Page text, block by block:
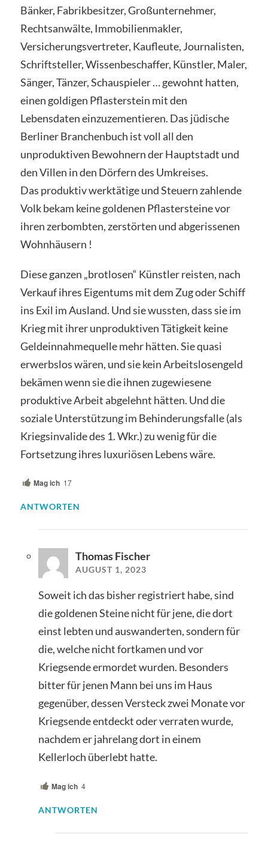
Bänker, Fabrikbesitzer, Großunternehmer,
Rechtsanwälte, Immobilienmakler,
Versicherungsvertreter, Kaufleute, Journalisten,
Schriftsteller, Wissenbeschaffer, Künstler, Maler,
Sänger, Tänzer, Schauspieler … gewohnt hatten,
einen goldigen Pflasterstein mit den
Lebensdaten einzuzementieren. Das jüdische
Berliner Branchenbuch ist voll all den
unproduktiven Bewohnern der Hauptstadt und
den Villen in den Dörfern des Umkreises.
Das produktiv werktätige und Steuern zahlende
Volk bekam keine goldenen Pflastersteine vor
ihren zerbombten, zerstörten und abgerissenen
Wohnhäusern !
Diese ganzen „brotlosen“ Künstler reisten, nach
Verkauf ihres Eigentums mit dem Zug oder Schiff
ins Exil im Ausland. Und sie wussten, dass sie im
Krieg mit ihrer unproduktiven Tätigkeit keine
Geldeinnahmequelle mehr hätten. Sie quasi
erwerbslos wären, und sie kein Arbeitslosengeld
bekämen wenn sie die ihnen zugewiesene
produktive Arbeit abgelehnt hätten. Und die
soziale Unterstützung im Behinderungsfalle (als
Kriegsinvalide des 1. Wkr.) zu wenig für die
Fortsetzung ihres luxuriösen Lebens wäre.
Mag ich 17
ANTWORTEN
Thomas Fischer
AUGUST 1, 2023
Soweit ich das bisher registriert habe, sind
die goldenen Steine nicht für jene, die dort
einst lebten und auswanderten, sondern für
die, welche nicht fortkamen und vor
Kriegsende ermordet wurden. Besonders
bitter für jenen Mann bei uns im Haus
gegenüber, dessen Versteck zwei Monate vor
Kriegsende entdeckt oder verraten wurde,
nachdem er jahrelang dort in einem
Kellerloch überlebt hatte.
Mag ich 4
ANTWORTEN